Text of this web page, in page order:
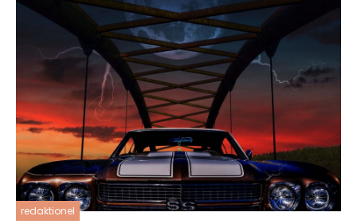
redaktionel